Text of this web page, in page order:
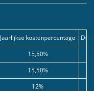
Jaarlijkse kostenpercentage
15,50%
15,50%
12%